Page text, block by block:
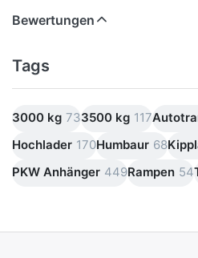
Bewertungen
Tags
3000 kg 733500 kg 117
Hochlader 170Humbaur 68
PKW Anhänger 449Rampen 54